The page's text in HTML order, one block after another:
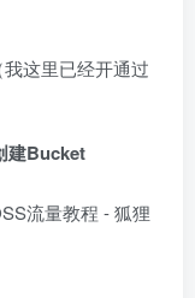
这里已经开通过
建Bucket